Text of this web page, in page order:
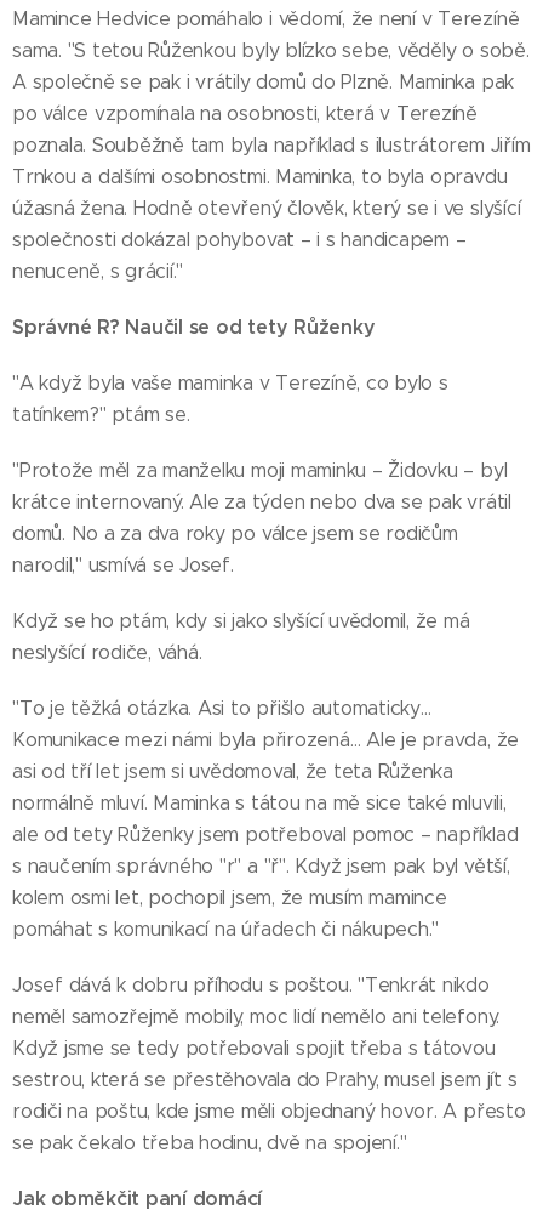
Mamince Hedvice pomáhalo i vědomí, že není v Terezíně
sama. "S tetou Růženkou byly blízko sebe, věděly o sobě.
A společně se pak i vrátily domů do Plzně. Maminka pak
po válce vzpomínala na osobnosti, která v Terezíně
poznala. Souběžně tam byla například s ilustrátorem Jiřím
Trnkou a dalšími osobnostmi. Maminka, to byla opravdu
úžasná žena. Hodně otevřený člověk, který se i ve slyšící
společnosti dokázal pohybovat – i s handicapem –
nenuceně, s grácií."
Správné R? Naučil se od tety Růženky
"A když byla vaše maminka v Terezíně, co bylo s
tatínkem?" ptám se.
"Protože měl za manželku moji maminku – Židovku – byl
krátce internovaný. Ale za týden nebo dva se pak vrátil
domů. No a za dva roky po válce jsem se rodičům
narodil," usmívá se Josef.
Když se ho ptám, kdy si jako slyšící uvědomil, že má
neslyšící rodiče, váhá.
"To je těžká otázka. Asi to přišlo automaticky…
Komunikace mezi námi byla přirozená… Ale je pravda, že
asi od tří let jsem si uvědomoval, že teta Růženka
normálně mluví. Maminka s tátou na mě sice také mluvili,
ale od tety Růženky jsem potřeboval pomoc – například
s naučením správného "r" a "ř". Když jsem pak byl větší,
kolem osmi let, pochopil jsem, že musím mamince
pomáhat s komunikací na úřadech či nákupech."
Josef dává k dobru příhodu s poštou. "Tenkrát nikdo
neměl samozřejmě mobily, moc lidí nemělo ani telefony.
Když jsme se tedy potřebovali spojit třeba s tátovou
sestrou, která se přestěhovala do Prahy, musel jsem jít s
rodiči na poštu, kde jsme měli objednaný hovor. A přesto
se pak čekalo třeba hodinu, dvě na spojení."
Jak obměkčit paní domácí